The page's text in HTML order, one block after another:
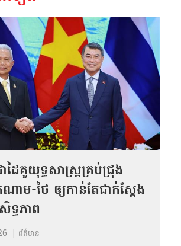
ៃគូយុទ្ធសាស្ត្រគ្រប់ជ្រុង
ាម-ថៃ ឲ្យកាន់តែជាក់ស្ដែង
ទ្ធភាព
ព័ត៌មាន